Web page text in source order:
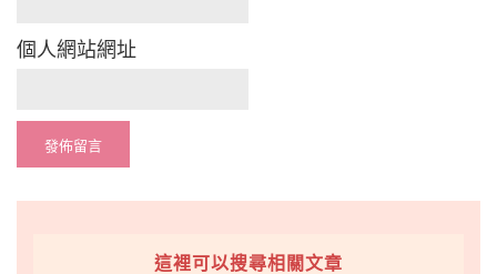
個人網站網址
這裡可以搜尋相關文章